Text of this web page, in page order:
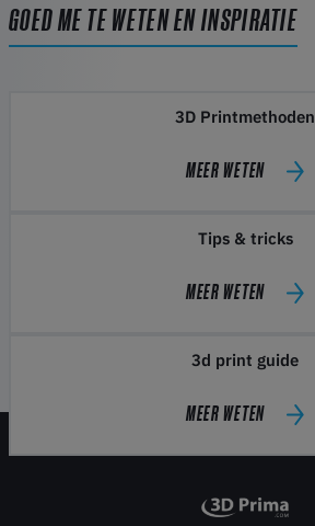
GOED ME TE WETEN EN INSPIRATIE
3D Printmethoden
MEER WETEN
Tips & tricks
MEER WETEN
3d print guide
MEER WETEN